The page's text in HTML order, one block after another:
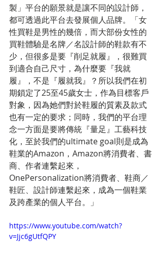
製」平台的願景就是讓不同的設計師，
都可透過此平台去發展個人品牌。「女
性買鞋是男性的幾倍，而大部份女性的
買鞋體驗是名牌／名設計師的鞋款有不
少，但很多是要『削足就履』，很難買
到適合自己尺寸，為什麼要『我就
履』，不是『履就我』？所以我們在初
期鎖定了25至45歲女士，作為目標客戶
對象，因為她們對於鞋履的質素及款式
也有一定的要求；同時，我們的平台理
念一方面是要將傳統『量足』工藝科技
化，至於我們的ultimate goal則是成為
鞋業的Amazon，Amazon將消費者、書
商、作者連繫起來，
OnePersonalization將消費者、鞋商／
鞋匠、設計師連繫起來，成為一個鞋業
及跨產業的個人平台。」
https://www.youtube.com/watch?
v=Jjc6gUtfQPY